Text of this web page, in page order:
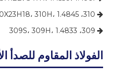
 310، 310S/S31008/10X23H18، 310H، 1.4845
 309، 309S، 309H، 1.4833
الفولاذ المقاوم للصدأ